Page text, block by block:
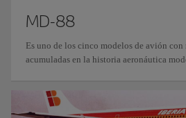
MD-88
Es uno de los cinco modelos de avión con
acumuladas en la historia aeronáutica